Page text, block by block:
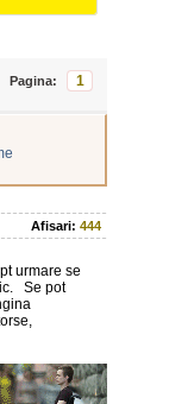
Pagina: 1
Afisari: 444
urmare se
Se pot